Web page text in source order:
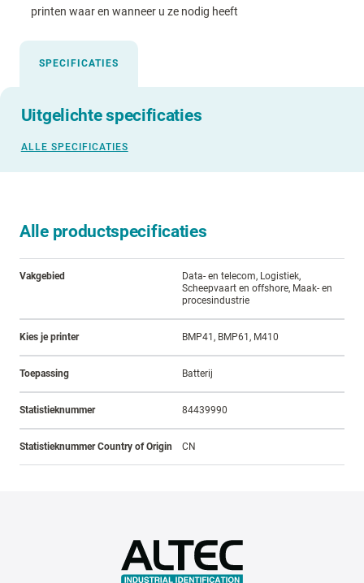
printen waar en wanneer u ze nodig heeft
SPECIFICATIES
Uitgelichte specificaties
ALLE SPECIFICATIES
Alle productspecificaties
Vakgebied
Data- en telecom, Logistiek,
Scheepvaart en offshore, Maak- en
procesindustrie
Kies je printer BMP41, BMP61, M410
Toepassing Batterij
Statistieknummer 84439990
Statistieknummer Country of Origin CN